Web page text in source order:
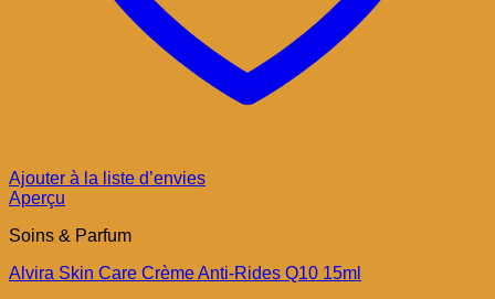
Ajouter à la liste d’envies
Aperçu
Soins & Parfum
Alvira Skin Care Crème Anti-Rides Q10 15ml